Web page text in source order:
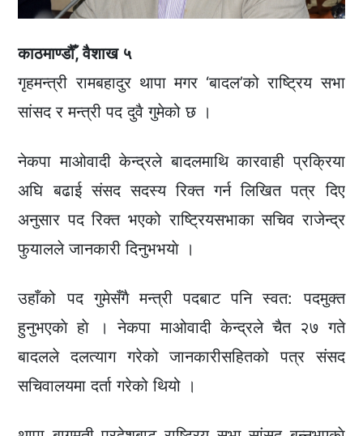
काठमाण्डौँ, वैशाख ५
गृहमन्त्री रामबहादुर थापा मगर ‘बादल’को राष्ट्रिय सभा
सांसद र मन्त्री पद दुवै गुमेको छ ।
नेकपा माओवादी केन्द्रले बादलमाथि कारवाही प्रक्रिया
अघि बढाई संसद सदस्य रिक्त गर्न लिखित पत्र दिए
अनुसार पद रिक्त भएको राष्ट्रियसभाका सचिव राजेन्द्र
फुयालले जानकारी दिनुभभयाे ।
उहाँको पद गुमेसँगै मन्त्री पदबाट पनि स्वत: पदमुक्त
हुनुभएकाे हाे । नेकपा माओवादी केन्द्रले चैत २७ गते
बादलले दलत्याग गरेको जानकारीसहितको पत्र संसद
सचिवालयमा दर्ता गरेको थियो ।